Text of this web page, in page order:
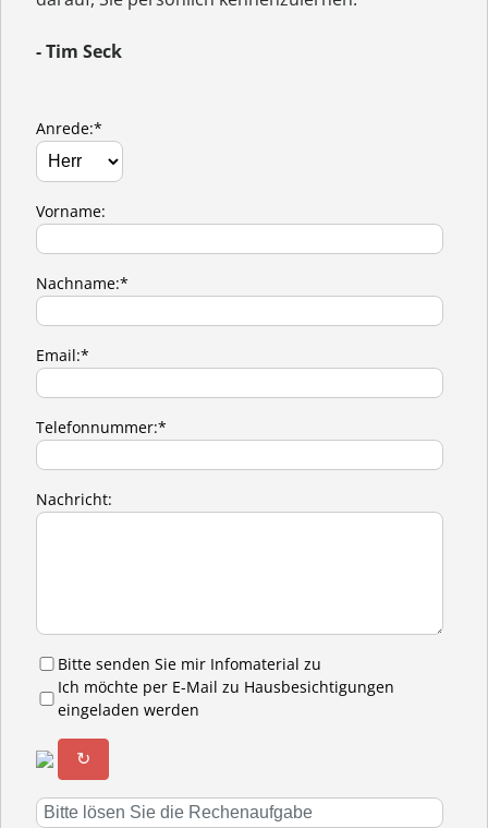
- Tim Seck
Anrede:*
Vorname:
Nachname:*
Email:*
Telefonnummer:*
Nachricht:
Bitte senden Sie mir Infomaterial zu
Ich möchte per E-Mail zu Hausbesichtigungen
eingeladen werden
↻